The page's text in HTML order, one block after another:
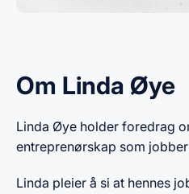
Om Linda Øye
Linda Øye holder foredrag
entreprenørskap som
Linda pleier å si at hennes